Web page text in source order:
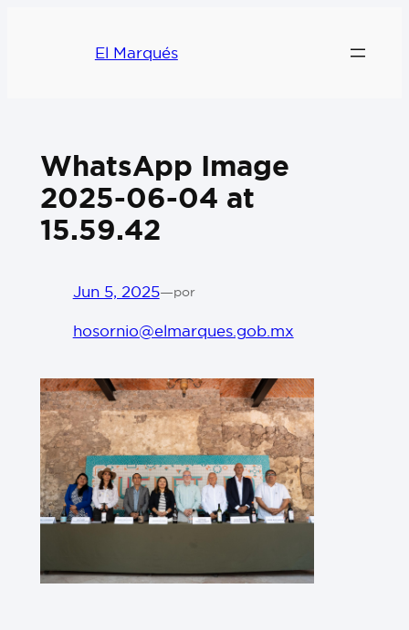
El Marqués
WhatsApp Image
2025-06-04 at
15.59.42
Jun 5, 2025—por
hosornio@elmarques.gob.mx